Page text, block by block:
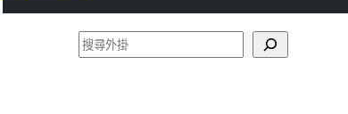
搜